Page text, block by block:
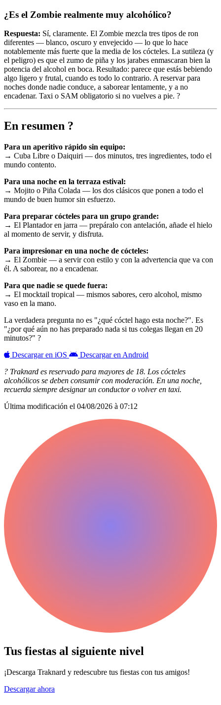
¿Es el Zombie realmente muy alcohólico?
Respuesta: Sí, claramente. El Zombie mezcla tres tipos de ron
diferentes — blanco, oscuro y envejecido — lo que lo hace
notablemente más fuerte que la media de los cócteles. La sutileza (y
el peligro) es que el zumo de piña y los jarabes enmascaran bien la
potencia del alcohol en boca. Resultado: parece que estás bebiendo
algo ligero y frutal, cuando es todo lo contrario. A reservar para
noches donde nadie conduce, a saborear lentamente, y a no
encadenar. Taxi o SAM obligatorio si no vuelves a pie. ?
En resumen ?
Para un aperitivo rápido sin equipo:
→ Cuba Libre o Daiquiri — dos minutos, tres ingredientes, todo el
mundo contento.
Para una noche en la terraza estival:
→ Mojito o Piña Colada — los dos clásicos que ponen a todo el
mundo de buen humor sin esfuerzo.
Para preparar cócteles para un grupo grande:
→ El Plantador en jarra — prepáralo con antelación, añade el hielo
al momento de servir, y disfruta.
Para impresionar en una noche de cócteles:
→ El Zombie — a servir con estilo y con la advertencia que va con
él. A saborear, no a encadenar.
Para que nadie se quede fuera:
→ El mocktail tropical — mismos sabores, cero alcohol, mismo
vaso en la mano.
La verdadera pregunta no es "¿qué cóctel hago esta noche?". Es
"¿por qué aún no has preparado nada si tus colegas llegan en 20
minutos?" ?
Descargar en iOS
Descargar en Android
? Traknard es reservado para mayores de 18. Los cócteles
alcohólicos se deben consumir con moderación. En una noche,
recuerda siempre designar un conductor o volver en taxi.
Última modificación el 04/08/2026 à 07:12
Tus fiestas al siguiente nivel
¡Descarga Traknard y redescubre tus fiestas con tus amigos!
Descargar ahora